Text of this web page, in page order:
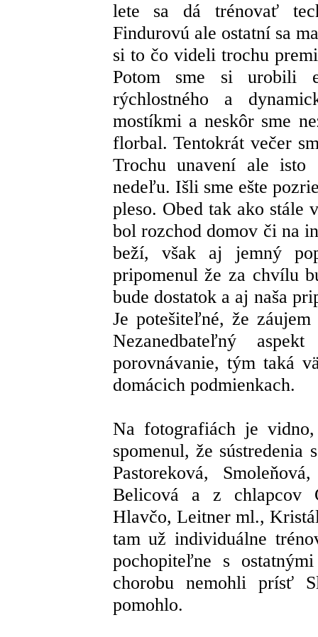
lete sa dá trénovať
Findurovú ale ostatní sa
si to čo videli trochu
Potom sme si urobili
rýchlostného a
mostíkmi a neskôr sme
florbal. Tentokrát večer
Trochu unavení ale
nedeľu. Išli sme ešte
pleso. Obed tak ako stále
bol rozchod domov či na
beží, však aj jemný
pripomenul že za chvílu
bude dostatok a aj naša
Je potešiteľné, že
Nezanedbateľný
porovnávanie, tým taká
domácich podmienkach.
Na fotografiách je
spomenul, že
Pastoreková,
Belicová a z chlapcov
Hlavčo, Leitner ml.,
tam už individuálne
pochopiteľne s
chorobu nemohli prísť
pomohlo.